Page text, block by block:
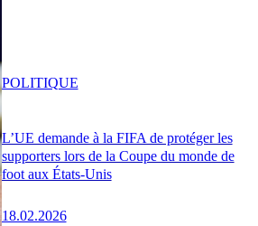
L’UE demande à la FIFA de protéger les
supporters lors de la Coupe du monde de
foot aux États-Unis
18.02.2026
POLITIQUE